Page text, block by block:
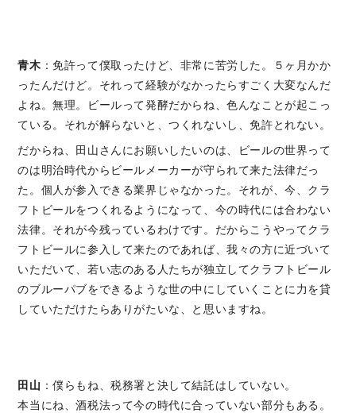
青木 ：免許って僕取ったけど、非常に苦労した。５ヶ月かか
ったんだけど。それって経験がなかったらすごく大変なんだ
よね。無理。ビールって発酵だからね、色んなことが起こっ
ている。それが解らないと、つくれないし、免許とれない。
だからね、田山さんにお願いしたいのは、ビールの世界って
のは明治時代からビールメーカーが守られて来た法律だっ
た。個人が参入できる業界じゃなかった。それが、今、クラ
フトビールをつくれるようになって、今の時代には合わない
法律。それが今残っているわけです。だからこうやってクラ
フトビールに参入して来たのであれば、我々の方に近づいて
いただいて、若い志のある人たちが独立してクラフトビール
のブルーパブをできるような世の中にしていくことに力を貸
していただけたらありがたいな、と思いますね。
田山 ：僕らもね、税務署と決して結託はしていない。
本当にね、酒税法って今の時代に合っていない部分もある。